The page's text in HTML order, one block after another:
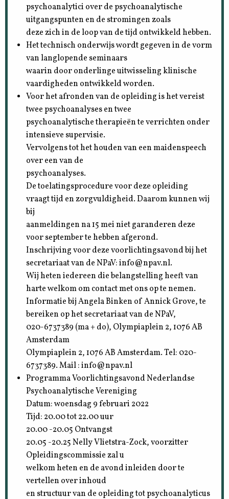
psychoanalytici over de psychoanalytische
uitgangspunten en de stromingen zoals
deze zich in de loop van de tijd ontwikkeld hebben.
Het technisch onderwijs wordt gegeven in de vorm
van langlopende seminaars
waarin door onderlinge uitwisseling klinische
vaardigheden ontwikkeld worden.
Voor het afronden van de opleiding is het vereist
twee psychoanalyses en twee
psychoanalytische therapieën te verrichten onder
intensieve supervisie.
Vervolgens tot het houden van een maidenspeech
over een van de
psychoanalyses.
De toelatingsprocedure voor deze opleiding
vraagt tijd en zorgvuldigheid. Daarom kunnen wij
bij
aanmeldingen na 15 mei niet garanderen deze
voor september te hebben afgerond.
Inschrijving voor deze voorlichtingsavond bij het
secretariaat van de NPaV: info@npav.nl.
Wij heten iedereen die belangstelling heeft van
harte welkom om contact met ons op te nemen.
Informatie bij Angela Binken of Annick Grove, te
bereiken op het secretariaat van de NPaV,
020-6737389 (ma + do), Olympiaplein 2, 1076 AB
Amsterdam
Olympiaplein 2, 1076 AB Amsterdam. Tel: 020-
6737389. Mail : info@npav.nl
Programma Voorlichtingsavond Nederlandse
Psychoanalytische Vereniging
Datum: woensdag 9 februari 2022
Tijd: 20.00 tot 22.00 uur
20.00 -20.05 Ontvangst
20.05 -20.25 Nelly Vlietstra-Zock, voorzitter
Opleidingscommissie zal u
welkom heten en de avond inleiden door te
vertellen over inhoud
en structuur van de opleiding tot psychoanalyticus